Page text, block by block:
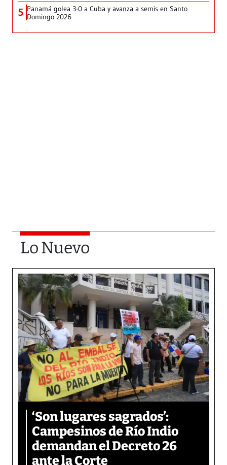
5 Panamá golea 3-0 a Cuba y avanza a semis en Santo
Domingo 2026
Lo Nuevo
‘Son lugares sagrados’:
Campesinos de Río Indio
demandan el Decreto 26
ante la Corte